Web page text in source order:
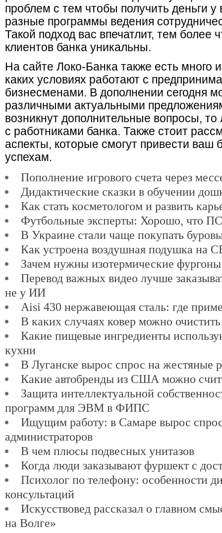
проблем с тем чтобы получить деньги у
разные программы ведения
Такой подход вас впечатлит, тем более
клиентов банка уникальны.
На сайте Локо-Банка также есть много
каких условиях работают с
бизнесменами. В дополнении сегодня
различными актуальными
возникнут дополнительные вопросы, то
с работниками банка. Также стоит
аспекты, которые смогут привести ваш
успехам.
Пополнение игрового счета через
Дидактические сказки в обучении
Как стать косметологом и развить
Футбольные эксперты: Хорошо, что
В Украине стали чаще покупать
Как устроена воздушная подушка на
Зачем нужны изотермические фургоны
Перевод важных видео лучше
не у ИИ
Aisi 430 нержавеющая сталь: где
В каких случаях ковер можно
Какие пищевые ингредиенты
кухни
В Луганске вырос спрос на жестяные
Какие автобренды из США можно
Защита интеллектуальной
программ для ЭВМ в ФИПС
Ищущим работу: в Самаре вырос
администраторов
В чем плюсы подвесных унитазов
Когда люди заказывают фуршект с
Психолог по телефону: особенности
консультаций
Искусствовед рассказал о главном
на Волге»